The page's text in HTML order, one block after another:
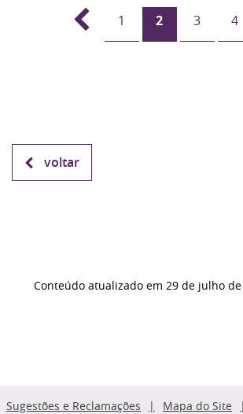
1 2 3 4
voltar
Conteúdo atualizado em 29 de julho
Sugestões e Reclamações Mapa do Site